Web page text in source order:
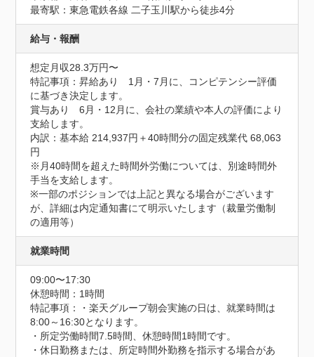
最寄駅：東急電鉄各線 二子玉川駅から徒歩4分
給与・報酬
想定月収28.3万円〜
特記事項：昇給あり　1月・7月に、コンピテンシー評価
に基づき決定します。
賞与あり　6月・12月に、会社の業績や本人の評価により
支給します。
内訳：基本給 214,937円＋40時間分の固定残業代 68,063
円
※月40時間を超えた時間外労働については、別途時間外
手当を支給します。
※一部のポジションでは上記と異なる場合がございます
が、詳細は内定通知書にて明示いたします（裁量労働制
の適用等）
就業時間
09:00〜17:30
休憩時間：1時間
特記事項：・楽天グループ朝会実施の日は、就業時間は
8:00～16:30となります。
・所定労働時間7.5時間、休憩時間1時間です。
・休日勤務または、所定時間外勤務を指示する場合があ